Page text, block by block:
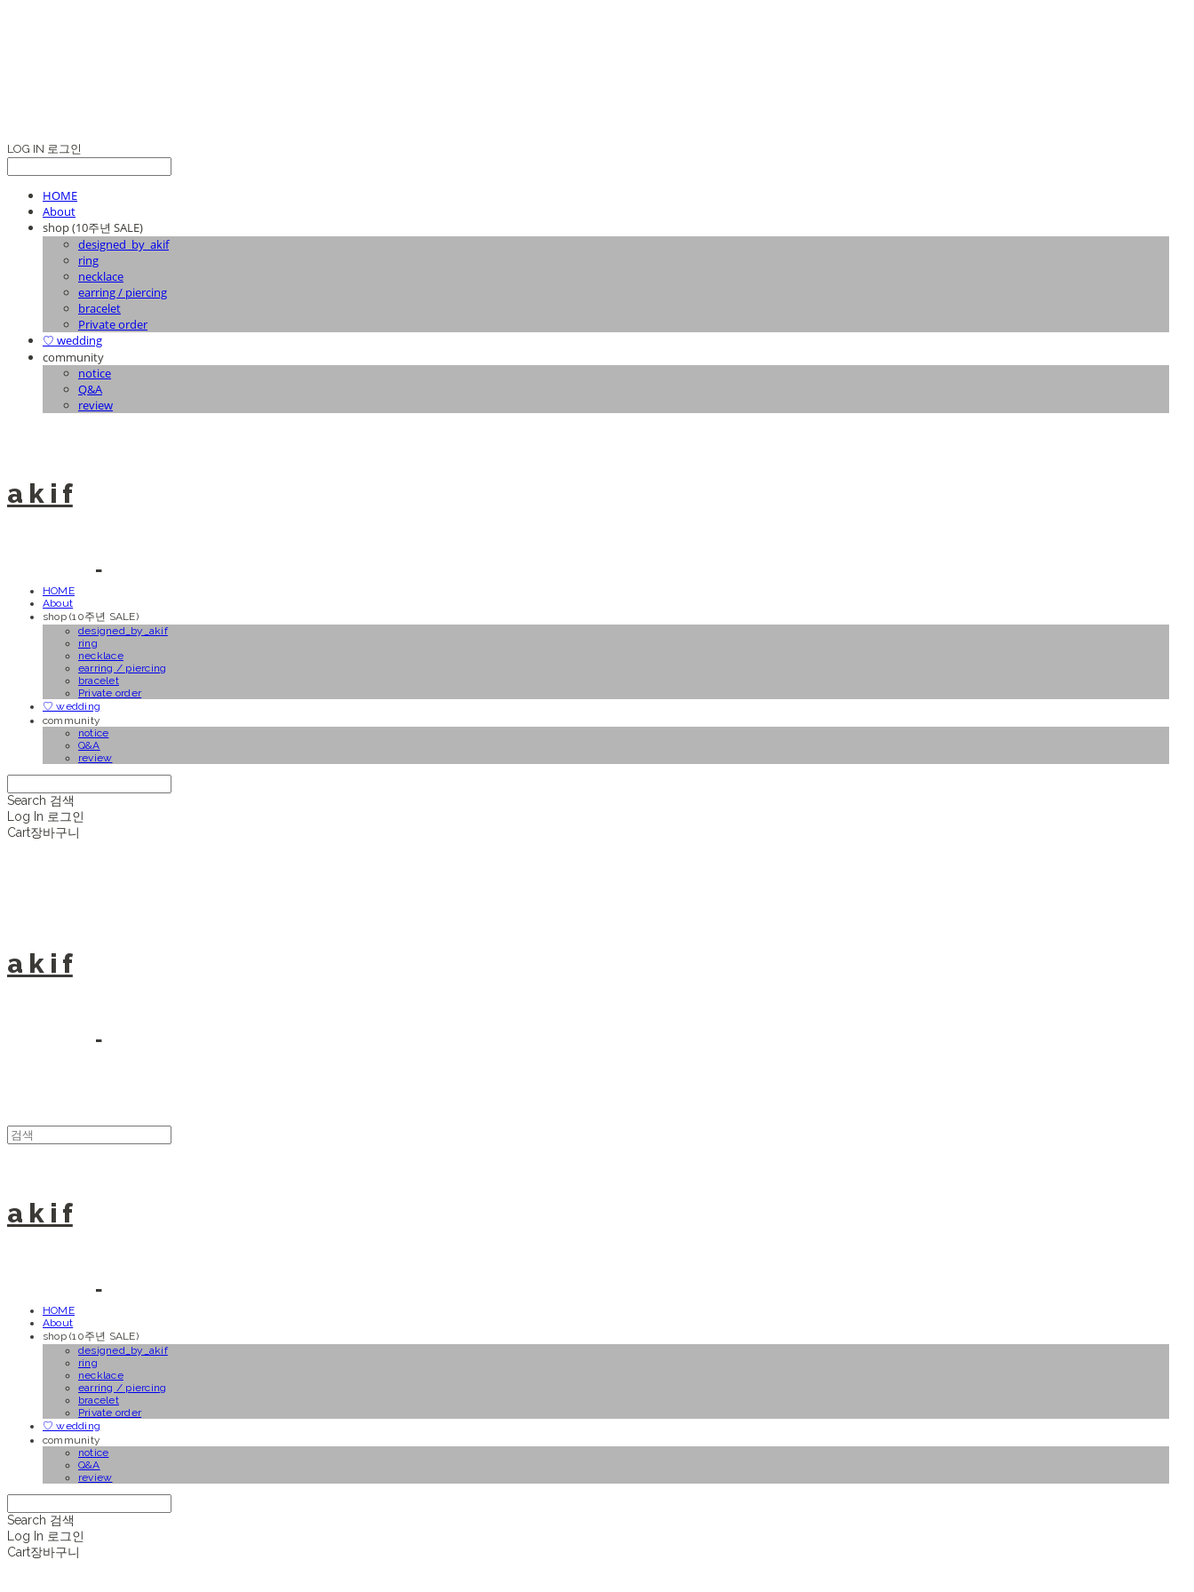
LOG IN 로그인
HOME
About
shop (10주년 SALE)
designed_by_akif
ring
necklace
earring / piercing
bracelet
Private order
♡ wedding
community
notice
Q&A
review
a k i f
HOME
About
shop (10주년 SALE)
designed_by_akif
ring
necklace
earring / piercing
bracelet
Private order
♡ wedding
community
notice
Q&A
review
Search 검색
Log In 로그인
Cart장바구니
a k i f
a k i f
HOME
About
shop (10주년 SALE)
designed_by_akif
ring
necklace
earring / piercing
bracelet
Private order
♡ wedding
community
notice
Q&A
review
Search 검색
Log In 로그인
Cart장바구니